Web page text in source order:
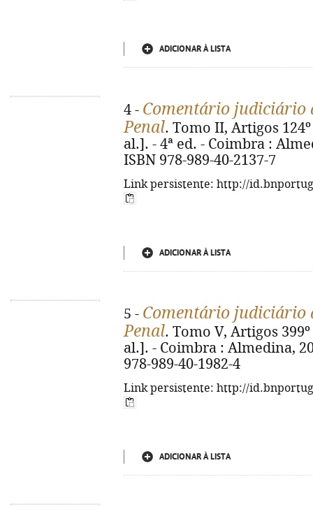
ADICIONAR À LISTA
4 - Comentário judiciário
Penal. Tomo II, Artigos
al.]. - 4ª ed. - Coimbra :
ISBN 978-989-40-2137-7
Link persistente: http://
ADICIONAR À LISTA
5 - Comentário judiciário
Penal. Tomo V, Artigos
al.]. - Coimbra : Almedina,
978-989-40-1982-4
Link persistente: http://
ADICIONAR À LISTA